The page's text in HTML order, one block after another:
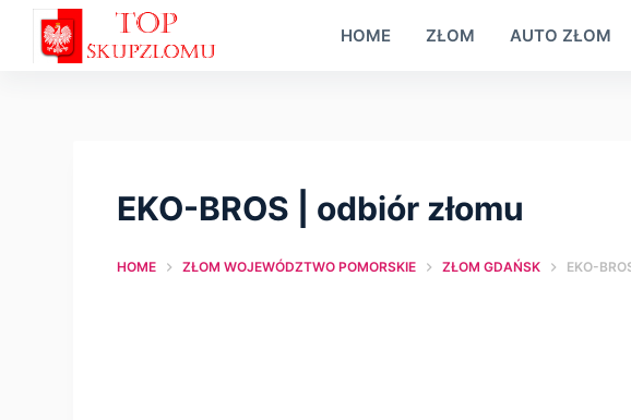
HOME ZŁOM AUTO ZŁOM
EKO-BROS | оdbiór złomu
HOME ZŁOM WOJEWÓDZTWO POMORSKIE ZŁOM GDAŃSK EKO-